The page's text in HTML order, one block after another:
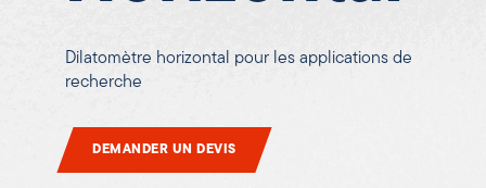
Dilatomètre horizontal pour les applications de
recherche
DEMANDER UN DEVIS